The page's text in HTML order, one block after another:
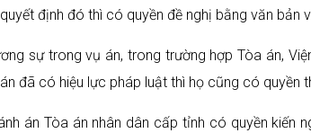
định đó thì có quyền đề nghị bằng văn
sự trong vụ án, trong trường hợp Tòa án,
đã có hiệu lực pháp luật thì họ cũng có
án Tòa án nhân dân cấp tỉnh có quyền kiến